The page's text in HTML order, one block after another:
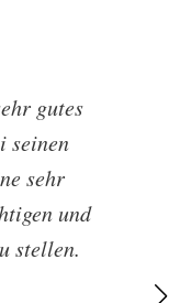
gutes
seinen
sehr
und
stellen.